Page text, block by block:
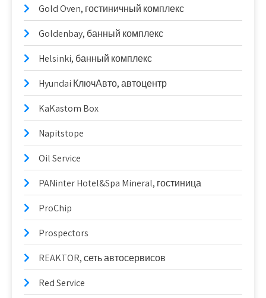
Gold Oven, гостиничный комплекс
Goldenbay, банный комплекс
Helsinki, банный комплекс
Hyundai КлючАвто, автоцентр
KaKastom Box
Napitstope
Oil Service
PANinter Hotel&Spa Mineral, гостиница
ProChip
Prospectors
REAKTOR, сеть автосервисов
Red Service